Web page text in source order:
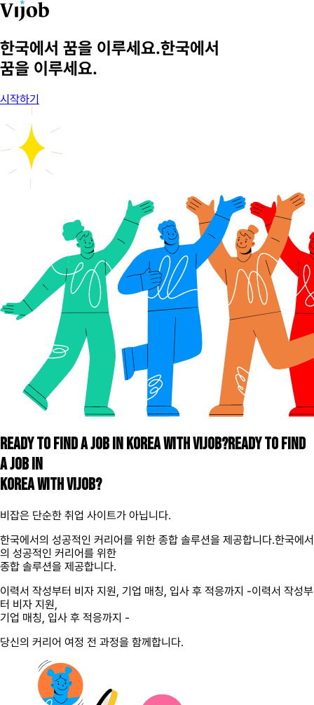
한국에서 꿈을 이루세요.한국에서
꿈을 이루세요.
시작하기
READY TO FIND A JOB IN KOREA WITH VIJOB?READY TO FIND
A JOB IN
KOREA WITH VIJOB?
비잡은 단순한 취업 사이트가 아닙니다.
한국에서의 성공적인 커리어를 위한 종합 솔루션을 제공합니다.한국에서
의 성공적인 커리어를 위한
종합 솔루션을 제공합니다.
이력서 작성부터 비자 지원, 기업 매칭, 입사 후 적응까지 -이력서 작성부
터 비자 지원,
기업 매칭, 입사 후 적응까지 -
당신의 커리어 여정 전 과정을 함께합니다.